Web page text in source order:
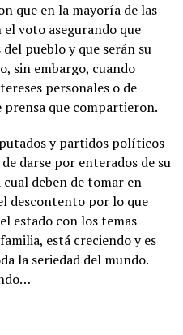
que en la mayoría de las
voto asegurando que
pueblo y que serán su
sin embargo, cuando
personales o de
que compartieron.
y partidos políticos
darse por enterados de su
deben de tomar en
descontento por lo que
estado con los temas
está creciendo y es
la seriedad del mundo.